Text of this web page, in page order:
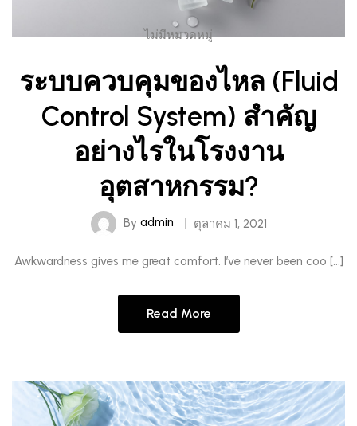
ไม่มีหมวดหมู่
ระบบควบคุมของไหล (Fluid
Control System) สำคัญ
อย่างไรในโรงงาน
อุตสาหกรรม?
By admin ตุลาคม 1, 2021
Awkwardness gives me great comfort. I’ve never been coo […]
Read More